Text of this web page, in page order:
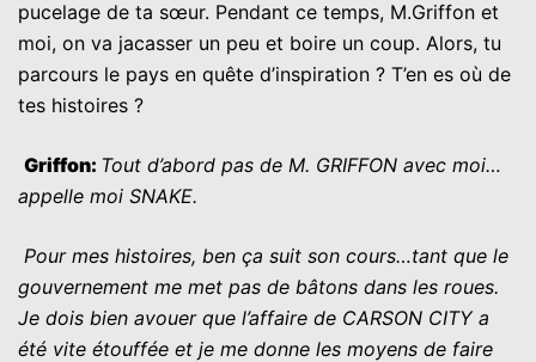
pucelage de ta sœur. Pendant ce temps, M.Griffon et
moi, on va jacasser un peu et boire un coup. Alors, tu
parcours le pays en quête d’inspiration ? T’en es où de
tes histoires ?
Griffon: Tout d’abord pas de M. GRIFFON avec moi…
appelle moi SNAKE.
Pour mes histoires, ben ça suit son cours…tant que le
gouvernement me met pas de bâtons dans les roues.
Je dois bien avouer que l’affaire de CARSON CITY a
été vite étouffée et je me donne les moyens de faire